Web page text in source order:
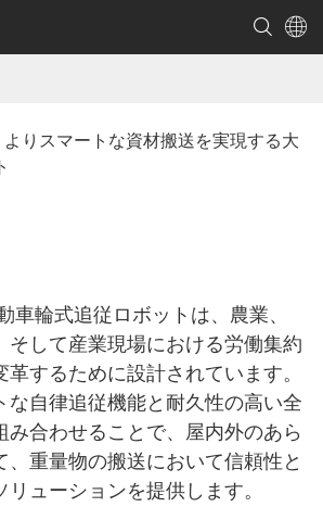
りスマートな資材搬送を実現する大
車輪式追従ロボットは、農業、
そして産業現場における労働集約
するために設計されています。
な自律追従機能と耐久性の高い全
み合わせることで、屋内外のあら
、重量物の搬送において信頼性と
ューションを提供します。